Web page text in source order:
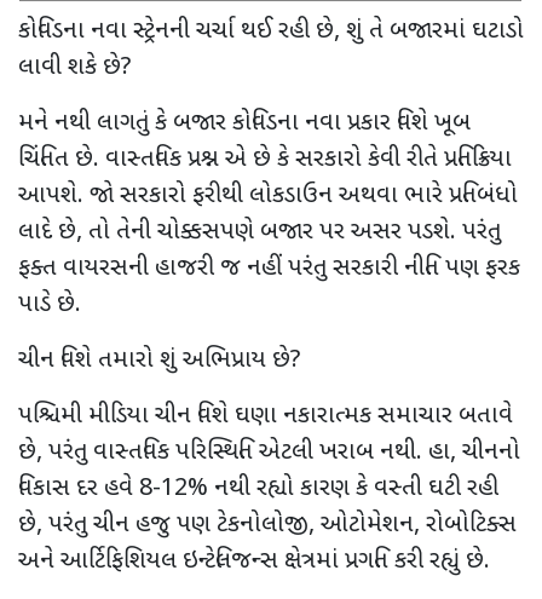
કોવિડના નવા સ્ટ્રેનની ચર્ચા થઈ રહી છે, શું તે બજારમાં ઘટાડો
લાવી શકે છે?
મને નથી લાગતું કે બજાર કોવિડના નવા પ્રકાર વિશે ખૂબ
ચિંતિત છે. વાસ્તવિક પ્રશ્ન એ છે કે સરકારો કેવી રીતે પ્રતિક્રિયા
આપશે. જો સરકારો ફરીથી લોકડાઉન અથવા ભારે પ્રતિબંધો
લાદે છે, તો તેની ચોક્કસપણે બજાર પર અસર પડશે. પરંતુ
ફક્ત વાયરસની હાજરી જ નહીં પરંતુ સરકારી નીતિ પણ ફરક
પાડે છે.
ચીન વિશે તમારો શું અભિપ્રાય છે?
પશ્ચિમી મીડિયા ચીન વિશે ઘણા નકારાત્મક સમાચાર બતાવે
છે, પરંતુ વાસ્તવિક પરિસ્થિતિ એટલી ખરાબ નથી. હા, ચીનનો
વિકાસ દર હવે 8-12% નથી રહ્યો કારણ કે વસ્તી ઘટી રહી
છે, પરંતુ ચીન હજુ પણ ટેકનોલોજી, ઓટોમેશન, રોબોટિક્સ
અને આર્ટિફિશિયલ ઇન્ટેલિજન્સ ક્ષેત્રમાં પ્રગતિ કરી રહ્યું છે.